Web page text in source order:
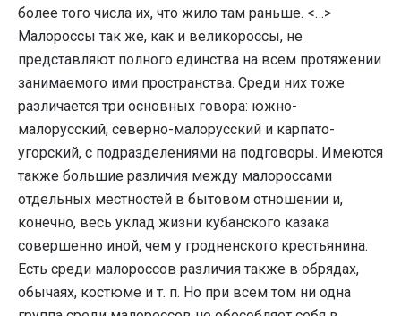
более того числа их, что жило там раньше. <…>
Малороссы так же, как и великороссы, не
представляют полного единства на всем протяжении
занимаемого ими пространства. Среди них тоже
различается три основных говора: южно-
малорусский, северно-малорусский и карпато-
угорский, с подразделениями на подговоры. Имеются
также большие различия между малороссами
отдельных местностей в бытовом отношении и,
конечно, весь уклад жизни кубанского казака
совершенно иной, чем у гродненского крестьянина.
Есть среди малороссов различия также в обрядах,
обычаях, костюме и т. п. Но при всем том ни одна